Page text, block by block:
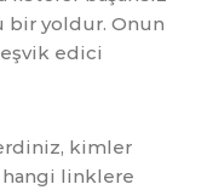
bir yoldur. Onun
edici
kimler
hangi linklere